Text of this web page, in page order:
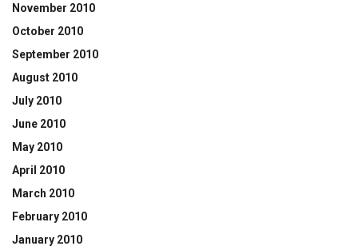
November 2010
October 2010
September 2010
August 2010
July 2010
June 2010
May 2010
April 2010
March 2010
February 2010
January 2010